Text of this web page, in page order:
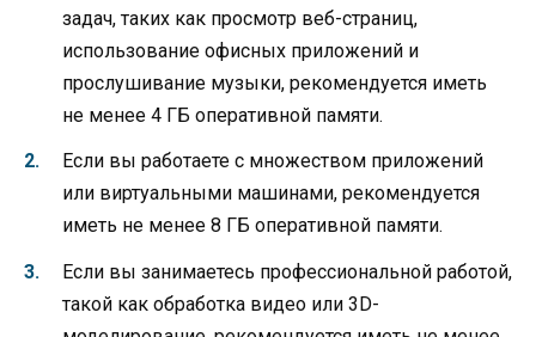
задач, таких как просмотр веб-страниц,
использование офисных приложений и
прослушивание музыки, рекомендуется иметь
не менее 4 ГБ оперативной памяти.
Если вы работаете с множеством приложений
или виртуальными машинами, рекомендуется
иметь не менее 8 ГБ оперативной памяти.
Если вы занимаетесь профессиональной работой,
такой как обработка видео или 3D-